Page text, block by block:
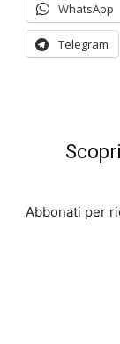
WhatsApp
Telegram
Abbonati per